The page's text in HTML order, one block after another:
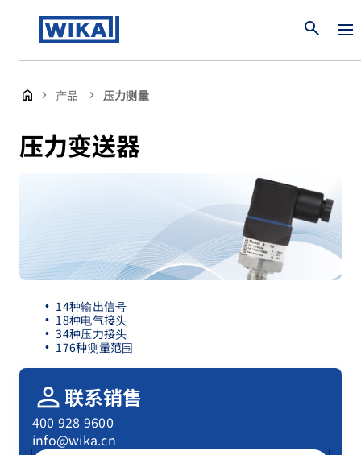
search
产品 压力测量
压力变送器
14种输出信号
18种电气接头
34种压力接头
176种测量范围
person 联系销售
400 928 9600
info@wika.cn